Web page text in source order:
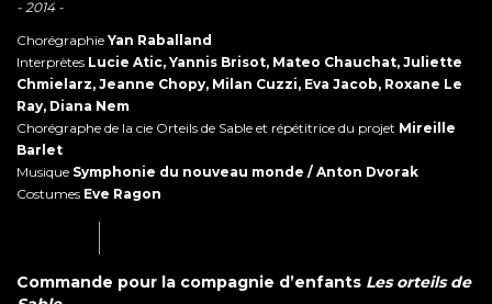
- 2014 -
Chorégraphie Yan Raballand
Interprètes Lucie Atic, Yannis Brisot, Mateo Chauchat, Juliette
Chmielarz, Jeanne Chopy, Milan Cuzzi, Eva Jacob, Roxane Le
Ray, Diana Nem
Chorégraphe de la cie Orteils de Sable et répétitrice du projet Mireille
Barlet
Musique Symphonie du nouveau monde / Anton Dvorak
Costumes Eve Ragon
Commande pour la compagnie d’enfants Les orteils de